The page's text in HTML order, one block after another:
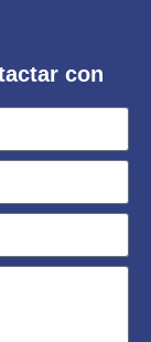
con